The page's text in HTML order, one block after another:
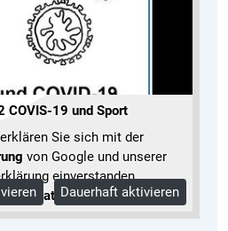
COVIS-19 und Sport
Sie sich mit der
von Google und unserer
einverstanden.
InformationenDauerhaft aktivieren